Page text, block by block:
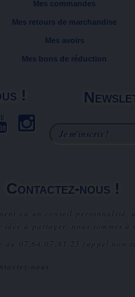
Mes commandes
Mes retours de marchandise
Mes avoirs
Mes bons de réduction
!
Contactez-nous !
ou un conseil personnalisé,
à partager, nous sommes à
au
07.64.07.81.25 (appel non
nous